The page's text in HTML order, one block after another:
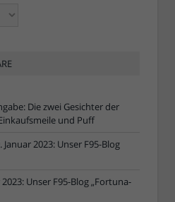
Die zwei Gesichter der
und Puff
Januar 2023: Unser F95-Blog
Unser F95-Blog „Fortuna-